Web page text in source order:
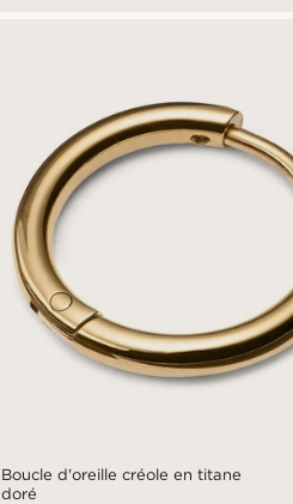
Boucle d'oreille créole en titane
doré